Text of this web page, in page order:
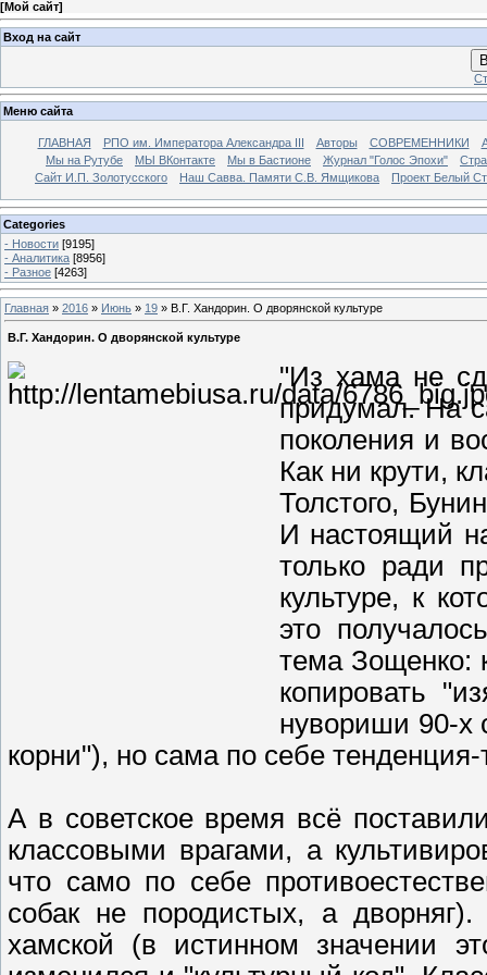
[Мой сайт]
Вход на сайт
Меню сайта
ГЛАВНАЯ РПО им. Императора Александра III Авторы СОВРЕМЕННИКИ
Мы на Рутубе
МЫ ВКонтакте Мы в Бастионе Журнал "Голос Эпохи"
Сайт И.П. Золотусского
Наш Савва. Памяти С.В. Ямщикова Проект Белый
Categories
- Новости [9195]
- Аналитика [8956]
- Разное [4263]
Главная » 2016 » Июнь » 19 » В.Г. Хандорин. О дворянской культуре
В.Г. Хандорин. О дворянской культуре
"Из хама не
придумал. На
поколения и
Как ни крути,
Толстого,
И настоящий
только ради
культуре, к
это
тема Зощенко:
копировать
нувориши 90-х
корни"), но сама по себе
А в советское время всё
классовыми врагами, а
что само по себе
собак не породистых, а
хамской (в истинном значении